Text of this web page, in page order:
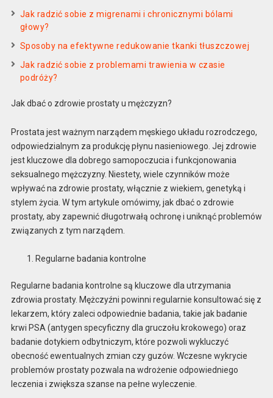
Jak radzić sobie z migrenami i chronicznymi bólami
głowy?
Sposoby na efektywne redukowanie tkanki tłuszczowej
Jak radzić sobie z problemami trawienia w czasie
podróży?
Jak dbać o zdrowie prostaty u mężczyzn?
Prostata jest ważnym narządem męskiego układu rozrodczego,
odpowiedzialnym za produkcję płynu nasieniowego. Jej zdrowie
jest kluczowe dla dobrego samopoczucia i funkcjonowania
seksualnego mężczyzny. Niestety, wiele czynników może
wpływać na zdrowie prostaty, włącznie z wiekiem, genetyką i
stylem życia. W tym artykule omówimy, jak dbać o zdrowie
prostaty, aby zapewnić długotrwałą ochronę i uniknąć problemów
związanych z tym narządem.
Regularne badania kontrolne
Regularne badania kontrolne są kluczowe dla utrzymania
zdrowia prostaty. Mężczyźni powinni regularnie konsultować się z
lekarzem, który zaleci odpowiednie badania, takie jak badanie
krwi PSA (antygen specyficzny dla gruczołu krokowego) oraz
badanie dotykiem odbytniczym, które pozwoli wykluczyć
obecność ewentualnych zmian czy guzów. Wczesne wykrycie
problemów prostaty pozwala na wdrożenie odpowiedniego
leczenia i zwiększa szanse na pełne wyleczenie.